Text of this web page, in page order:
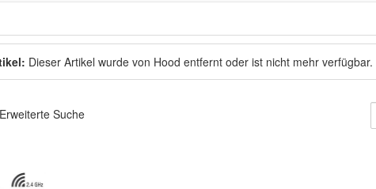
Dieser Artikel wurde von Hood entfernt oder ist nicht mehr verfügbar.
Erweiterte Suche